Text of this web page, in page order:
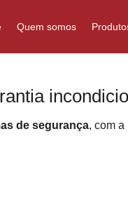
Quem somos
de segurança, com a